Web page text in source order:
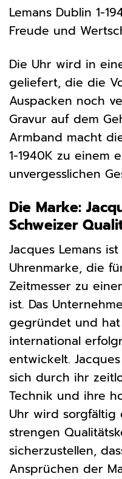
Lemans Dublin 1-
Freude und
Die Uhr wird in
geliefert, die die
Auspacken noch
Gravur auf dem
Armband macht
1-1940K zu einem
unvergesslichen
Die Marke:
Schweizer
Jacques Lemans
Uhrenmarke, die
Zeitmesser zu
ist. Das
gegründet und
international
entwickelt.
sich durch ihr
Technik und ihre
Uhr wird
strengen
sicherzustellen,
Ansprüchen der